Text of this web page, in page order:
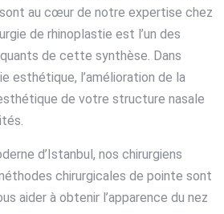
au cœur de notre expertise chez
de rhinoplastie est l’un des
de cette synthèse. Dans
esthétique, l’amélioration de la
de votre structure nasale
d’Istanbul, nos chirurgiens
chirurgicales de pointe sont
aider à obtenir l’apparence du nez